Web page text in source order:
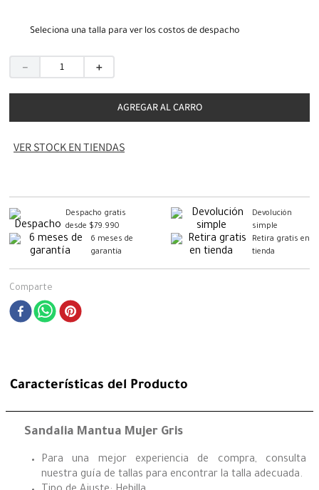
Seleciona una talla para ver los costos de despacho
＋
－
AGREGAR AL CARRO
VER STOCK EN TIENDAS
Despacho gratis
desde $79.990
Devolución
simple
6 meses de
garantía
Retira gratis en
tienda
Comparte
Características del Producto
Sandalia Mantua Mujer Gris
Para una mejor experiencia de compra, consulta
nuestra guía de tallas para encontrar la talla adecuada.